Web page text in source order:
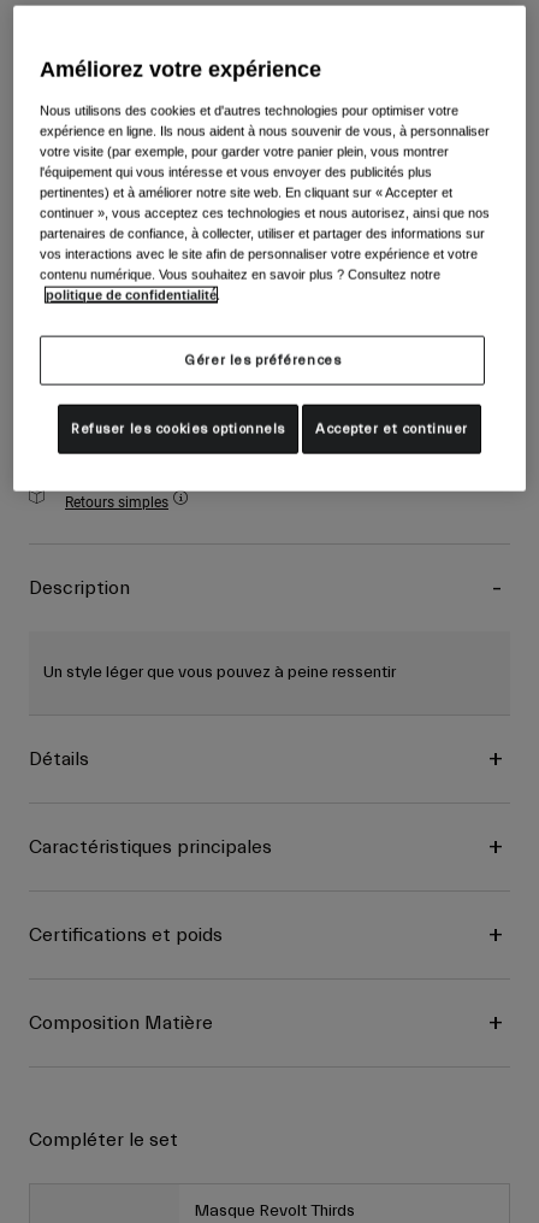
Accessoires
Masques
Pièces détachées
Voir tout
Utilisation
All Mountain
Backcountry
Freestyle
Ski Race
sélectionné
Taille Tableau des tailles
S M L
Ajouter au panier
Livraison gratuite pour les commandes de plus de 100€
Retours simples
Description
Un style léger que vous pouvez à peine ressentir
Détails
Caractéristiques principales
Certifications et poids
Composition Matière
Compléter le set
Masque Revolt Thirds
Améliorez votre expérience
Nous utilisons des cookies et d'autres technologies pour optimiser votre
expérience en ligne. Ils nous aident à nous souvenir de vous, à personnaliser
votre visite (par exemple, pour garder votre panier plein, vous montrer
l'équipement qui vous intéresse et vous envoyer des publicités plus
pertinentes) et à améliorer notre site web. En cliquant sur « Accepter et
continuer », vous acceptez ces technologies et nous autorisez, ainsi que nos
partenaires de confiance, à collecter, utiliser et partager des informations sur
vos interactions avec le site afin de personnaliser votre expérience et votre
contenu numérique. Vous souhaitez en savoir plus ? Consultez notre
politique de confidentialité.
Gérer les préférences
Refuser les cookies optionnels Accepter et continuer